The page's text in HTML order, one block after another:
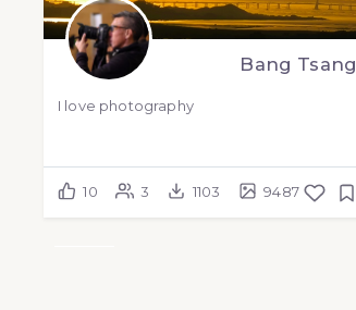
Bang Tsang
I love photography
10 3 1103 9487